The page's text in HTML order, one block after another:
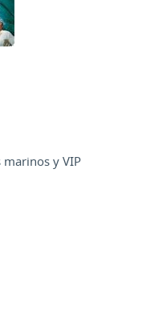
marinos y VIP